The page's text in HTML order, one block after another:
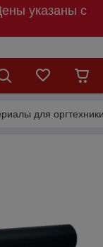
указаны c
для